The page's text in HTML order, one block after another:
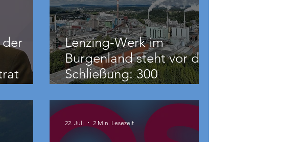
der
Lenzing-Werk im
Burgenland steht vor der
Schließung: 300
22. Juli 2 Min. Lesezeit